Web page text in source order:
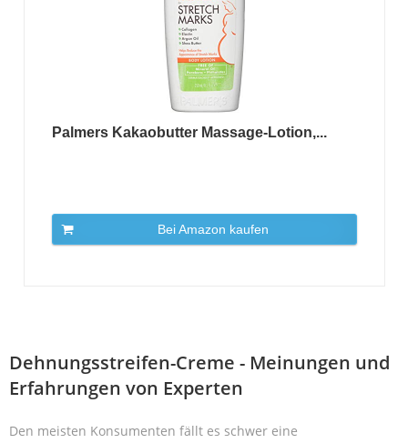
Palmers Kakaobutter Massage-Lotion,...
Bei Amazon kaufen
Dehnungsstreifen-Creme - Meinungen und
Erfahrungen von Experten
Den meisten Konsumenten fällt es schwer eine